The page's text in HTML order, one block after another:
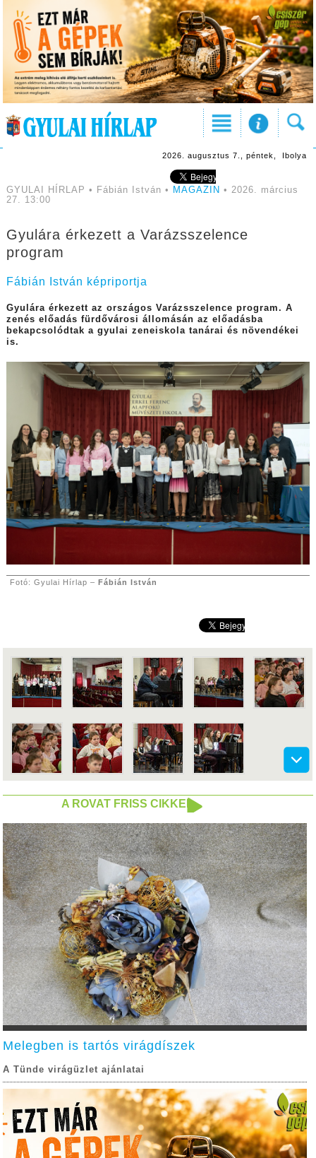
2026. augusztus 7., péntek, Ibolya
GYULAI HÍRLAP • Fábián István • MAGAZIN • 2026. március
27. 13:00
Gyulára érkezett a Varázsszelence
program
Fábián István képriportja
Gyulára érkezett az országos Varázsszelence program. A
zenés előadás fürdővárosi állomásán az előadásba
bekapcsolódtak a gyulai zeneiskola tanárai és növendékei
is.
Fotó: Gyulai Hírlap – Fábián István
A ROVAT FRISS CIKKEI
Melegben is tartós virágdíszek
A Tünde virágüzlet ajánlatai